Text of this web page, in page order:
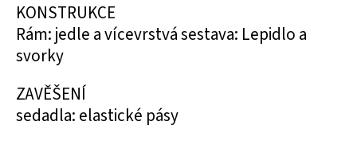
KONSTRUKCE
Rám: jedle a vícevrstvá sestava: Lepidlo a
svorky
ZAVĚŠENÍ
sedadla: elastické pásy